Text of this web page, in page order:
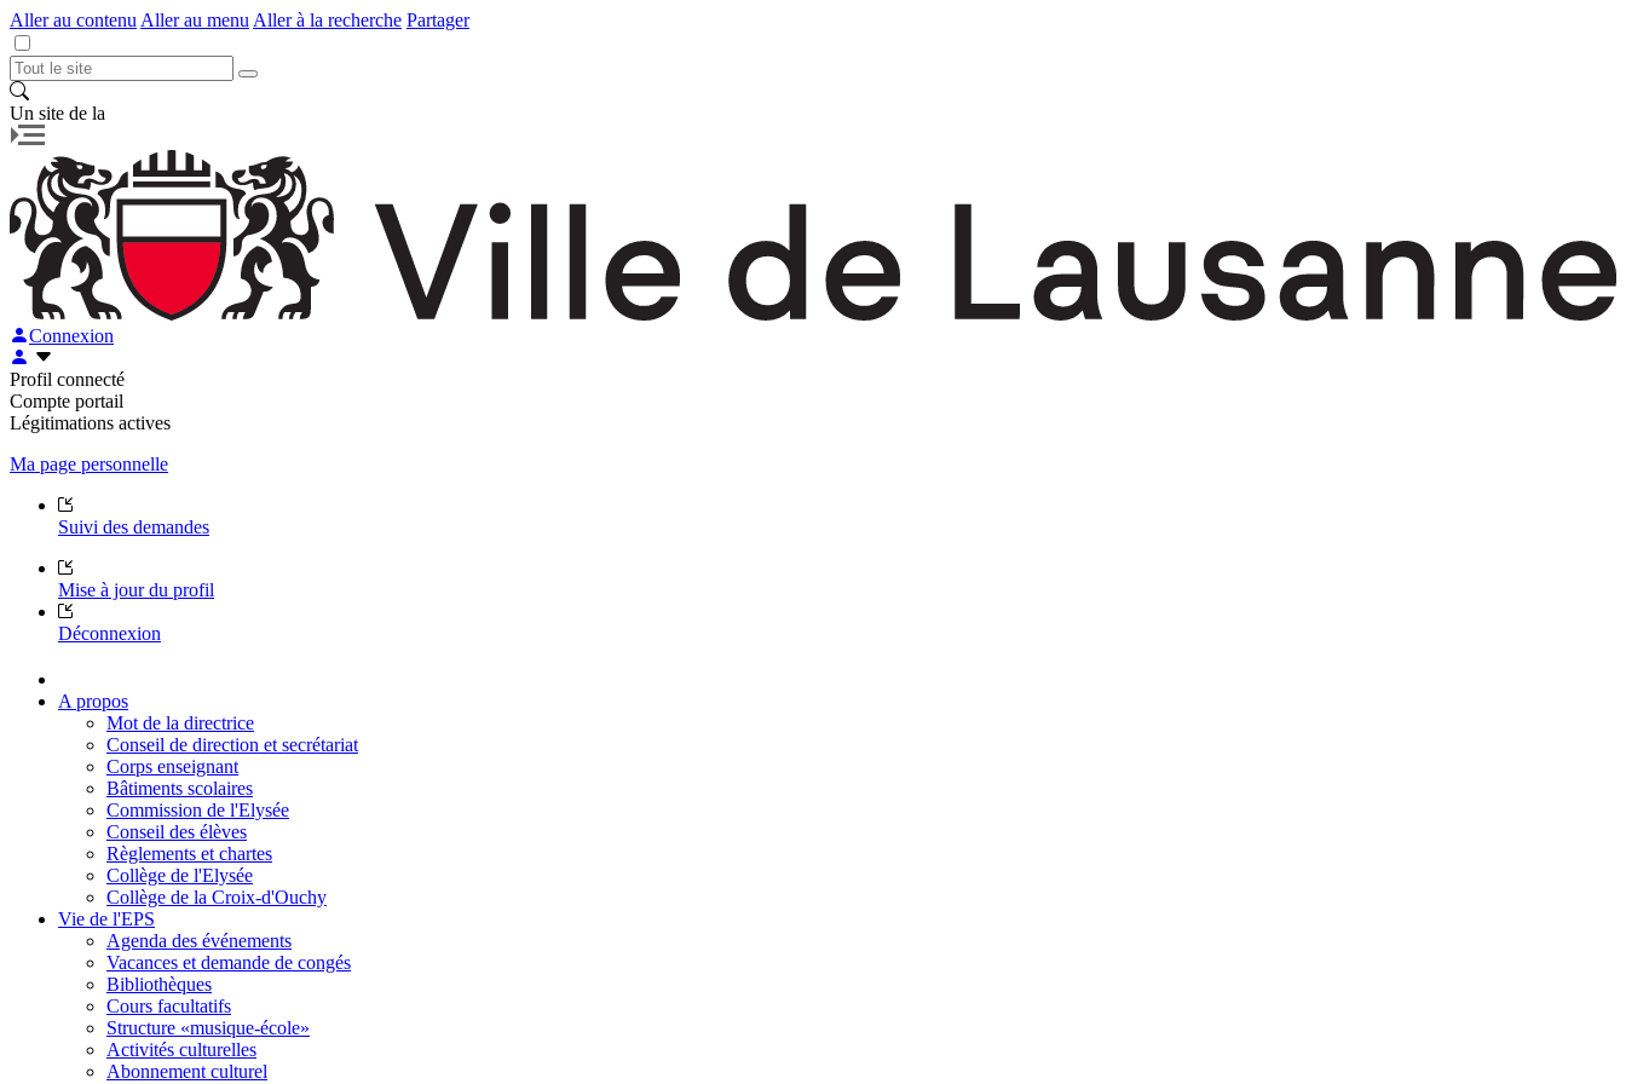
Aller au contenu Aller au menu Aller à la recherche Partager
Un site de la
Connexion
Profil connecté
Compte portail
Légitimations actives
Ma page personnelle
Suivi des demandes
Mise à jour du profil
Déconnexion
A propos
Mot de la directrice
Conseil de direction et secrétariat
Corps enseignant
Bâtiments scolaires
Commission de l'Elysée
Conseil des élèves
Règlements et chartes
Collège de l'Elysée
Collège de la Croix-d'Ouchy
Vie de l'EPS
Agenda des événements
Vacances et demande de congés
Bibliothèques
Cours facultatifs
Structure «musique-école»
Activités culturelles
Abonnement culturel